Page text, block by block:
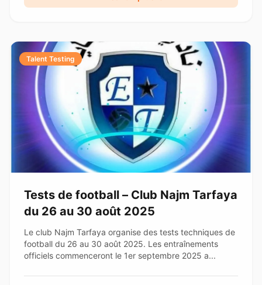
Talent Testing
Tests de football – Club Najm Tarfaya
du 26 au 30 août 2025
Le club Najm Tarfaya organise des tests techniques de
football du 26 au 30 août 2025. Les entraînements
officiels commenceront le 1er septembre 2025 a...